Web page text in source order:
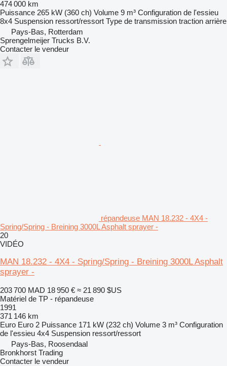
474 000 km
Puissance 265 kW (360 ch) Volume 9 m³ Configuration de l'essieu
8x4 Suspension ressort/ressort Type de transmission traction arrière
Pays-Bas, Rotterdam
Sprengelmeijer Trucks B.V.
Contacter le vendeur
répandeuse MAN 18.232 - 4X4 -
Spring/Spring - Breining 3000L Asphalt sprayer -
20
VIDÉO
MAN 18.232 - 4X4 - Spring/Spring - Breining 3000L Asphalt
sprayer -
203 700 MAD 18 950 € ≈ 21 890 $US
Matériel de TP - répandeuse
1991
371 146 km
Euro Euro 2 Puissance 171 kW (232 ch) Volume 3 m³ Configuration
de l'essieu 4x4 Suspension ressort/ressort
Pays-Bas, Roosendaal
Bronkhorst Trading
Contacter le vendeur